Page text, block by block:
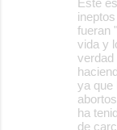
fueran
vida y
verdad
ya que
ha
de